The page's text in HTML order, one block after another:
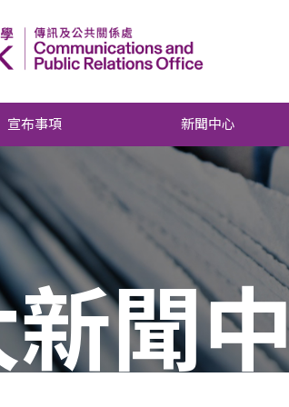
宣布事項 新聞中心
新聞